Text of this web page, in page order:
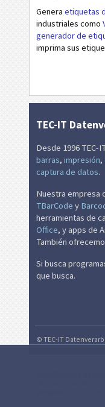
A ASIA
P
Genera etiquetas
industriales como
generador de
imprima sus
TEC-IT
Desde 1996 TEC-
barras, impresión,
captura de datos.
Nuestra empresa
TBarCode y
herramientas de
Office, y apps de
También
Si busca
que busca.
© TEC-IT
internacional. No